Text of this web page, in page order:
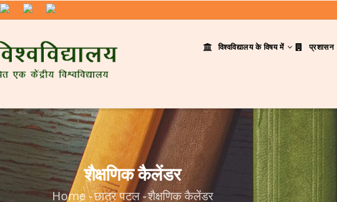
विश्वविद्यालय के विषय में प्रशासन
शैक्षणिक कैलेंडर
Home-छात्र पटल-शैक्षणिक कैलेंडर